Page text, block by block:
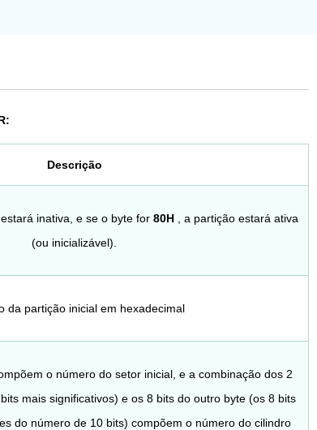
Descrição
inativa, e se o byte for 80H , a partição estará ativa
(ou inicializável).
da partição inicial em hexadecimal
o número do setor inicial, e a combinação dos 2
mais significativos) e os 8 bits do outro byte (os 8 bits
do número de 10 bits) compõem o número do cilindro